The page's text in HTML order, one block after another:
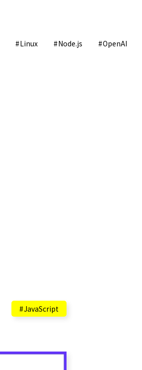
Linux Node.js OpenAI
JavaScript